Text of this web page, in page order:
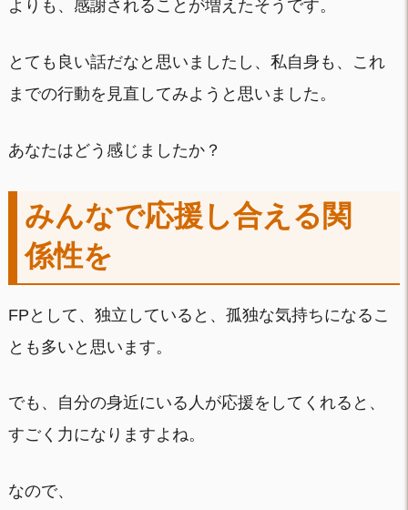
よりも、感謝されることが増えたそうです。
とても良い話だなと思いましたし、私自身も、これ
までの行動を見直してみようと思いました。
あなたはどう感じましたか？
みんなで応援し合える関
係性を
FPとして、独立していると、孤独な気持ちになるこ
とも多いと思います。
でも、自分の身近にいる人が応援をしてくれると、
すごく力になりますよね。
なので、